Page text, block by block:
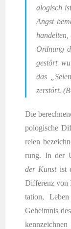
alo­gisch
Angst
Ord­nung
gestört
das
zer­stört.
Die
po­lo­gi­sche
rei­en
rung. In der
der Kunst ist
Dif­fe­renz von
ta­ti­on,
Geheim­nis